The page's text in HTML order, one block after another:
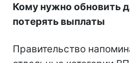
Кому нужно обновить
потерять выплаты
Правительство